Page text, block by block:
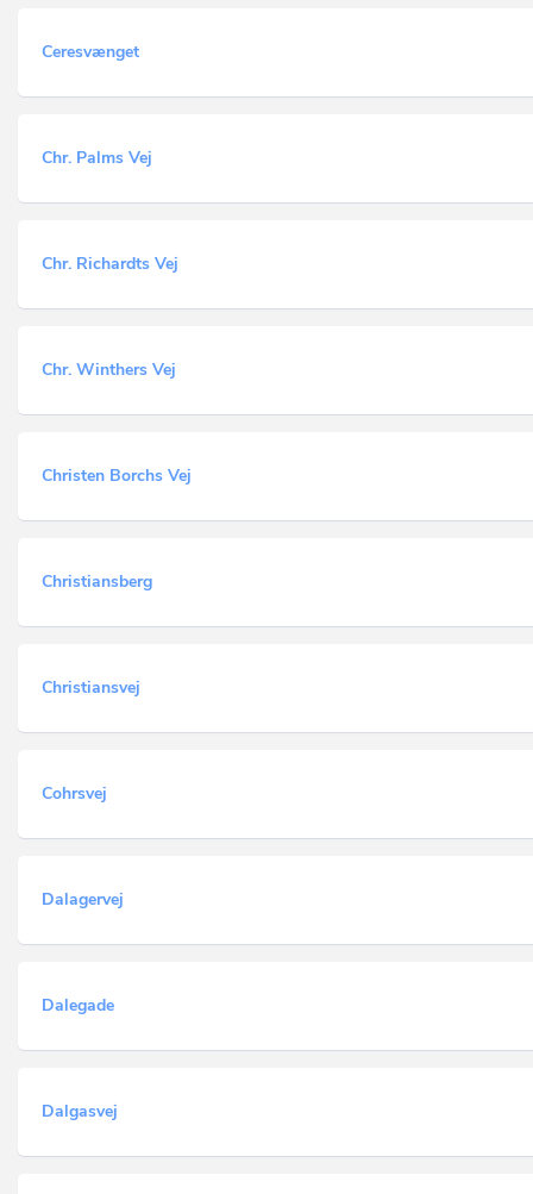
Ceresvænget
Chr. Palms Vej
Chr. Richardts Vej
Chr. Winthers Vej
Christen Borchs Vej
Christiansberg
Christiansvej
Cohrsvej
Dalagervej
Dalegade
Dalgasvej